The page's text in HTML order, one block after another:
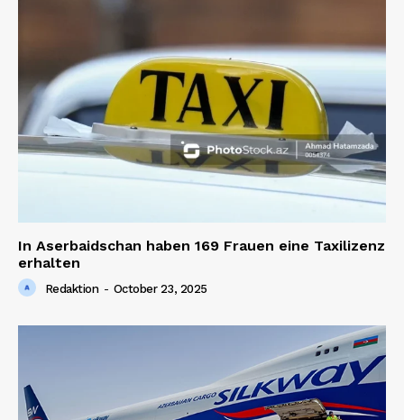
In Aserbaidschan haben 169 Frauen eine Taxilizenz
erhalten
Redaktion - October 23, 2025